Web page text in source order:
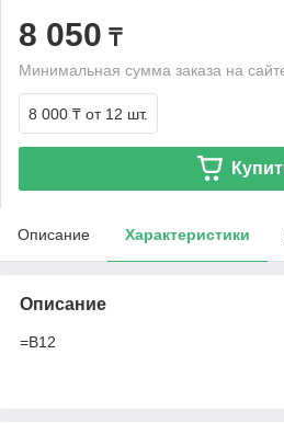
8 050 ₸
Минимальная сумма заказа на
8 000 ₸ от 12 шт.
Описание Характеристики
Описание
=B12